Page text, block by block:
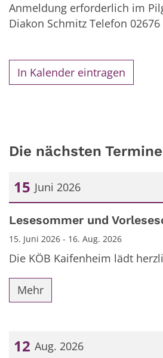
Anmeldung erforderlich im
Diakon Schmitz Telefon 02676
In Kalender eintragen
Die nächsten Termine
15 Juni 2026
Datum: 15. Juni 2026
Lesesommer und
15. Juni 2026 - 16. Aug. 2026
Die KÖB Kaifenheim lädt
Mehr
12 Aug. 2026